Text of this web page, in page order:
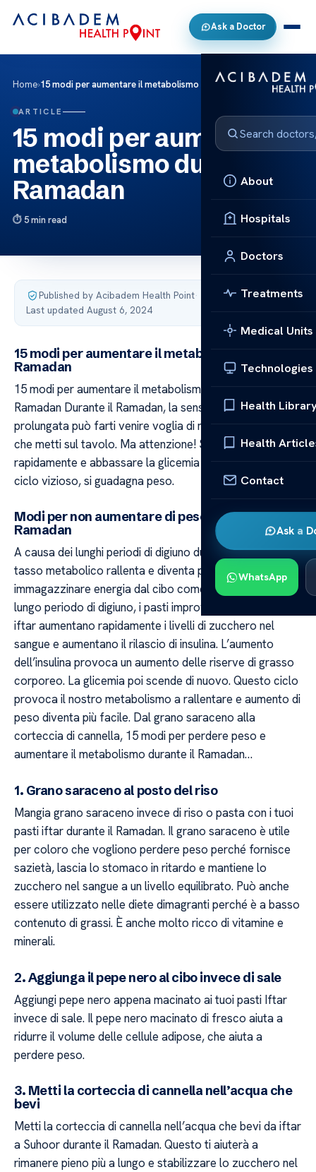
Ask a Doctor
About
Hospitals
Doctors
Treatments
Medical Units
Technologies
Health
Health
Contact
Ask a
WhatsApp
Home›15 modi per aumentare il metabolismo durante il Ramadan
ARTICLE
15 modi per aumentare il
metabolismo durante il
Ramadan
5 min read
Published by Acibadem Health Point·
Last updated August 6, 2024
15 modi per aumentare il metabolismo durante il
Ramadan
15 modi per aumentare il metabolismo durante il
Ramadan Durante il Ramadan, la sensazione di fame
prolungata può farti venire voglia di mangiare tutto ciò
che metti sul tavolo. Ma attenzione! Se si alza
rapidamente e abbassare la glicemia ed entrare in un
ciclo vizioso, si guadagna peso.
Modi per non aumentare di peso durante il
Ramadan
A causa dei lunghi periodi di digiuno durante il Ramadan, il
tasso metabolico rallenta e diventa più facile
immagazzinare energia dal cibo come grasso. Dopo un
lungo periodo di digiuno, i pasti improvvisi consumati con
iftar aumentano rapidamente i livelli di zucchero nel
sangue e aumentano il rilascio di insulina. L’aumento
dell’insulina provoca un aumento delle riserve di grasso
corporeo. La glicemia poi scende di nuovo. Questo ciclo
provoca il nostro metabolismo a rallentare e aumento di
peso diventa più facile. Dal grano saraceno alla
corteccia di cannella, 15 modi per perdere peso e
aumentare il metabolismo durante il Ramadan…
1. Grano saraceno al posto del riso
Mangia grano saraceno invece di riso o pasta con i tuoi
pasti iftar durante il Ramadan. Il grano saraceno è utile
per coloro che vogliono perdere peso perché fornisce
sazietà, lascia lo stomaco in ritardo e mantiene lo
zucchero nel sangue a un livello equilibrato. Può anche
essere utilizzato nelle diete dimagranti perché è a basso
contenuto di grassi. È anche molto ricco di vitamine e
minerali.
2. Aggiunga il pepe nero al cibo invece di sale
Aggiungi pepe nero appena macinato ai tuoi pasti Iftar
invece di sale. Il pepe nero macinato di fresco aiuta a
ridurre il volume delle cellule adipose, che aiuta a
perdere peso.
3. Metti la corteccia di cannella nell’acqua che
bevi
Metti la corteccia di cannella nell’acqua che bevi da iftar
a Suhoor durante il Ramadan. Questo ti aiuterà a
rimanere pieno più a lungo e stabilizzare lo zucchero nel